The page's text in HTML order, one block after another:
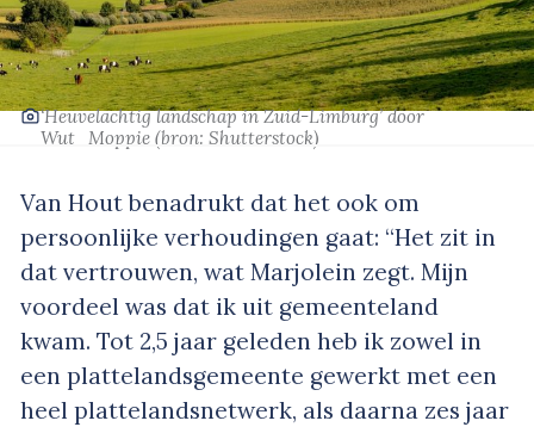
‘Heuvelachtig landschap in Zuid-Limburg’door
Wut_Moppie (bron: Shutterstock)
Van Hout benadrukt dat het ook om
persoonlijke verhoudingen gaat: “Het zit in
dat vertrouwen, wat Marjolein zegt. Mijn
voordeel was dat ik uit gemeenteland
kwam. Tot 2,5 jaar geleden heb ik zowel in
een plattelandsgemeente gewerkt met een
heel plattelandsnetwerk, als daarna zes jaar